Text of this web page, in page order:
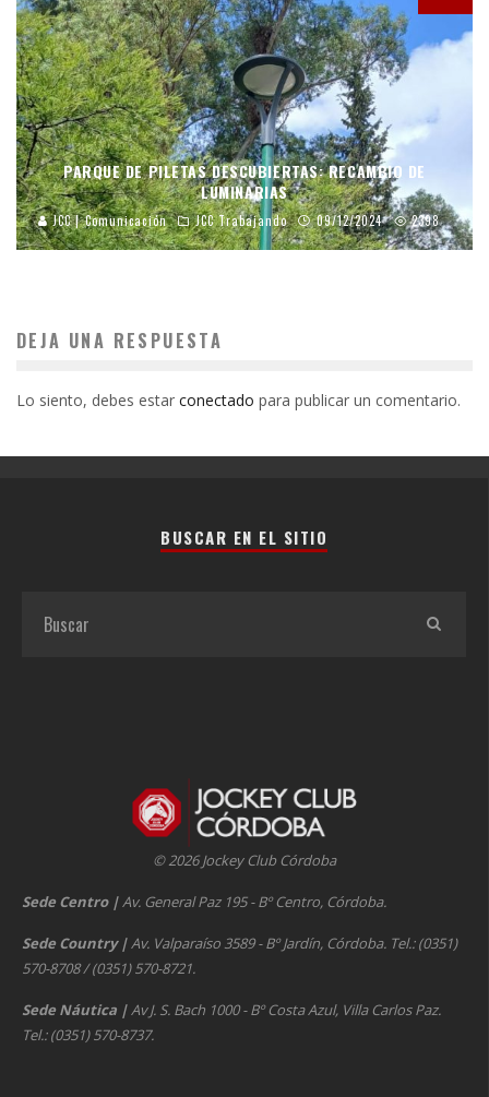
PARQUE DE PILETAS DESCUBIERTAS: RECAMBIO DE
LUMINARIAS
JCC | Comunicación JCC Trabajando 09/12/2024 2398
DEJA UNA RESPUESTA
Lo siento, debes estar conectado para publicar un comentario.
BUSCAR EN EL SITIO
© 2026 Jockey Club Córdoba
Sede Centro | Av. General Paz 195 - Bº Centro, Córdoba.
Sede Country | Av. Valparaíso 3589 - Bº Jardín, Córdoba. Tel.: (0351)
570-8708 / (0351) 570-8721.
Sede Náutica | Av J. S. Bach 1000 - Bº Costa Azul, Villa Carlos Paz.
Tel.: (0351) 570-8737.